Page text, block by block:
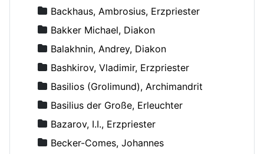
Backhaus, Ambrosius, Erzpriester
Bakker Michael, Diakon
Balakhnin, Andrey, Diakon
Bashkirov, Vladimir, Erzpriester
Basilios (Grolimund), Archimandrit
Basilius der Große, Erleuchter
Bazarov, I.I., Erzpriester
Becker-Comes, Johannes